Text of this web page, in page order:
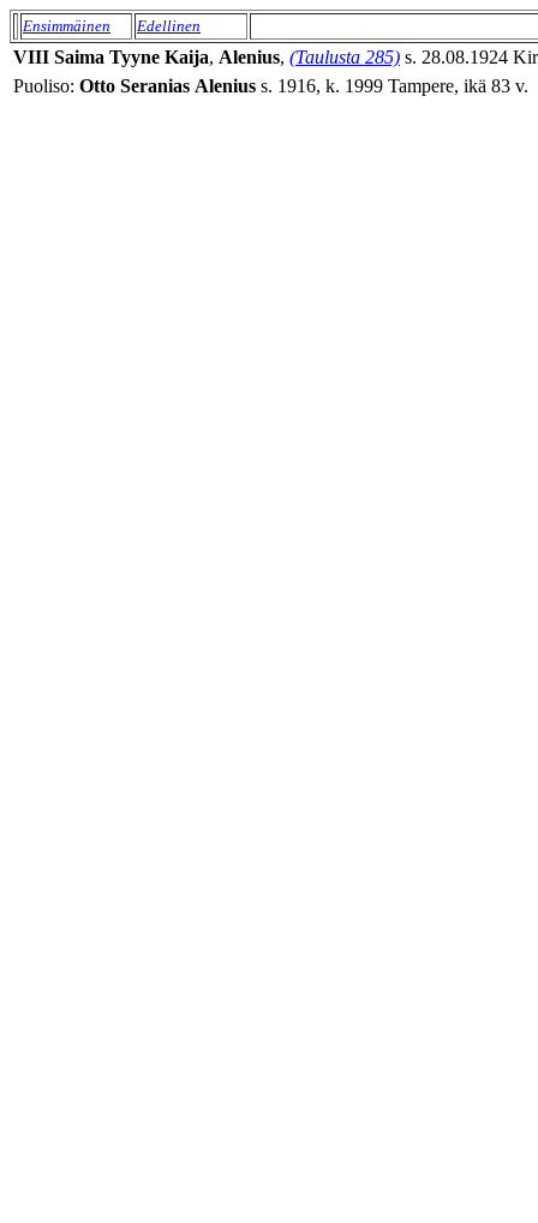
Ensimmäinen Edellinen
VIII Saima Tyyne Kaija, Alenius, (Taulusta 285) s. 28.08.1924
Puoliso: Otto Seranias Alenius s. 1916, k. 1999 Tampere, ikä 83 v.